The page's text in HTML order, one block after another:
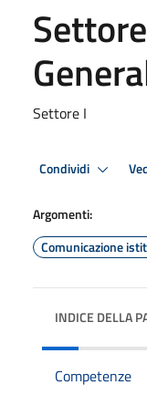
Settore I
Condividi
Argomenti:
Comunicazione
INDICE DELLA
Competenze